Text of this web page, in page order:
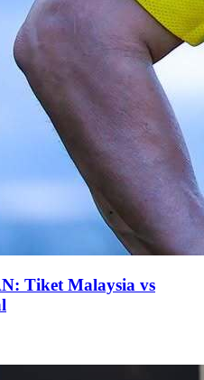
Tiket Malaysia vs